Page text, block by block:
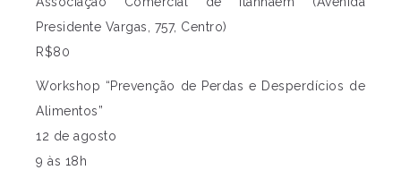
Presidente Vargas, 757, Centro)
R$80
Workshop “Prevenção de Perdas e Desperdícios de
Alimentos”
12 de agosto
9 às 18h